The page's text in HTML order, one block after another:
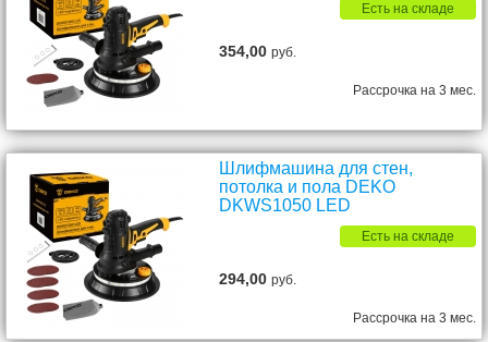
Есть на складе
354,00руб.
Рассрочка на 3 мес.
Шлифмашина для стен,
потолка и пола DEKO
DKWS1050 LED
Есть на складе
294,00руб.
Рассрочка на 3 мес.